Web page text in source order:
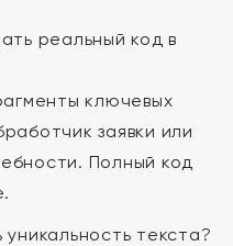
реальный код в
ключевых
заявки или
Полный код
текста?